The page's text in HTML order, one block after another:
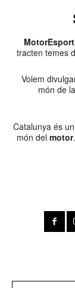
tracten temes
Volem
món de
Catalunya és
món del motor